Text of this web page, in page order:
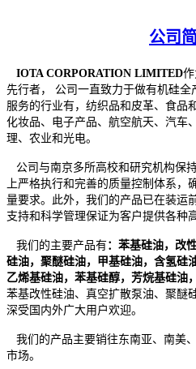
公司
IOTA CORPORATION LIMITED
先行者， 公司一直致力于做有机硅
服务的行业有， 纺织品和皮革、食品
化妆品、电子产品、航空航天、汽车
理、农业和光电。
公司与南京多所高校和研究机构保
上严格执行和完善的质量控制体系
量要求。此外，我们的产品已在装运
支持和科学管理保证为客户提供各种
我们的主要产品有：苯基硅油，改
硅油，聚醚硅油，甲基硅油，含氢硅
乙烯基硅油，苯基硅醇，芳烷基硅油
苯基改性硅油、真空扩散泵油、聚醚
深受国内外广大用户欢迎。
我们的产品主要销往东南亚、南美
市场。